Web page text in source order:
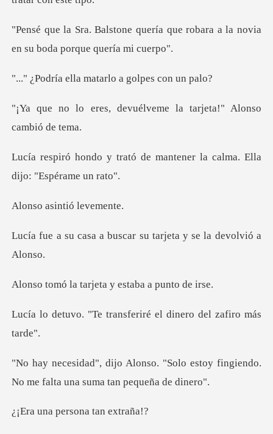
ría que robara a la novia
en su
la matarlo a gol
evuélveme la tarjeta!"
ó de mantener la calma. El
sintió l
buscar su tarjeta y se
arjeta y estaba
transferiré el dinero
"Solo estoy fingiendo.
No me falt
persona ta